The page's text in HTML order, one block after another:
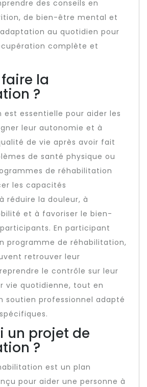
des conseils en
de bien-être mental et
au quotidien pour
complète et
la
?
est essentielle pour aider les
leur autonomie et à
de vie après avoir fait
de santé physique ou
de réhabilitation
les capacités
réduire la douleur, à
et à favoriser le bien-
En participant
programme de réhabilitation,
retrouver leur
le contrôle sur leur
vie quotidienne, tout en
soutien professionnel adapté
un projet de
?
est un plan
pour aider une personne à